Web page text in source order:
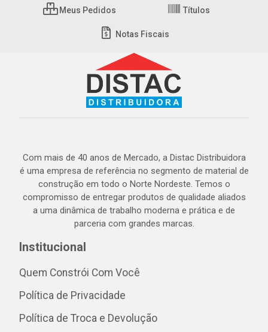
Meus Pedidos Títulos
Notas Fiscais
Com mais de 40 anos de Mercado, a Distac Distribuidora
é uma empresa de referência no segmento de material de
construção em todo o Norte Nordeste. Temos o
compromisso de entregar produtos de qualidade aliados
a uma dinâmica de trabalho moderna e prática e de
parceria com grandes marcas.
Institucional
Quem Constrói Com Você
Política de Privacidade
Política de Troca e Devolução